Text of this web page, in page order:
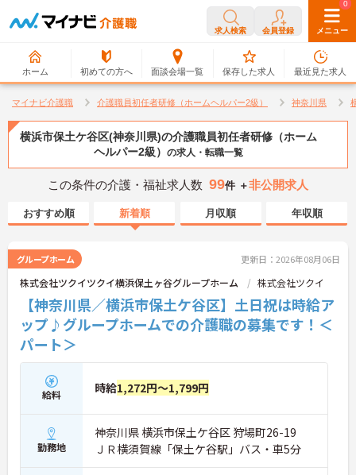
求人検索 会員登録 メニュー
ホーム 初めての方へ 面談会場一覧
0
保存した求人
0
最近見た求人
マイナビ介護職 介護職員初任者研修（ホームヘルパー2級） 神奈川県
横浜市保土ケ谷区(神奈川県)の介護職員初任者研修（ホーム
ヘルパー2級） の求人・転職一覧
この条件の介護・福祉求人数 99件 ＋非公開求人
おすすめ順 新着順 月収順 年収順
グループホーム 更新日：2026年08月06日
株式会社ツクイツクイ横浜保土ヶ谷グループホーム 株式会社ツクイ
【神奈川県／横浜市保土ケ谷区】土日祝は時給ア
ップ♪グループホームでの介護職の募集です！＜
パート＞
給料 時給1,272円～1,799円
勤務地
神奈川県 横浜市保土ケ谷区 狩場町26-19
ＪＲ横須賀線「保土ケ谷駅」バス・車5分